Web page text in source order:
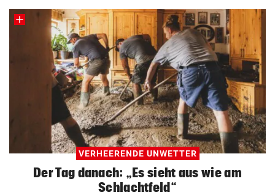
VERHEERENDE UNWETTER
Der Tag danach: „Es sieht aus wie am
Schlachtfeld“